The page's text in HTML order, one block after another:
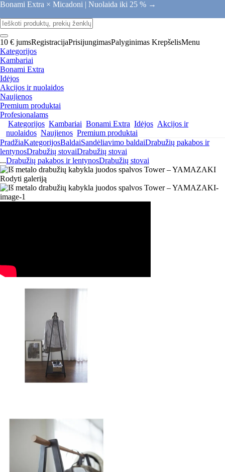
Bonami Extra × Micadoni | Nuolaida iki 25 % →
10 € jumsRegistracijaPrisijungimasPalyginimas KrepšelisMenu
Kategorijos
Kambariai
Bonami Extra
Idėjos
Akcijos ir nuolaidos
Naujienos
Premium produktai
Profesionalams
Kategorijos Kambariai Bonami Extra Idėjos Akcijos ir
nuolaidos Naujienos Premium produktai
PradžiaKategorijosBaldaiSandėliavimo baldaiDrabužių pakabos ir
lentynosDrabužių stovaiDrabužių stovai
...Drabužių pakabos ir lentynosDrabužių stovai
Rodyti galeriją